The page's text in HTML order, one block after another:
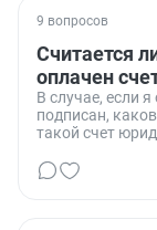
9 вопросов
Считается
оплачен
В случае, если
подписан,
такой счет